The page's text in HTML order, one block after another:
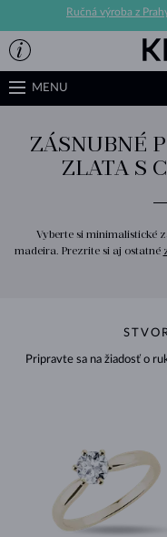
Ručná výroba z
MENU
ZÁSNUBNÉ
ZLATA S
Vyberte si minimalistické
madeira. Prezrite si aj ostatné
Pripravte sa na žiadosť o